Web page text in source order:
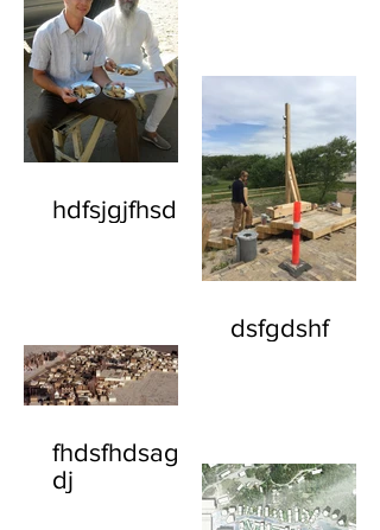
hdfsjgjfhsd
dsfgdshf
fhdsfhdsagfa
dj